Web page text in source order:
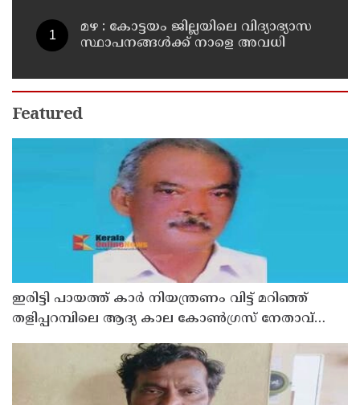
മഴ : കോട്ടയം ജില്ലയിലെ വിദ്യാഭ്യാസ
സ്ഥാപനങ്ങൾക്ക് നാളെ അവധി
Featured
ഇരിട്ടി പായത്ത് കാർ നിയന്ത്രണം വിട്ട് മറിഞ്ഞ്
തളിപ്പറമ്പിലെ ആദ്യ കാല കോണ്‍ഗ്രസ് നേതാവ്